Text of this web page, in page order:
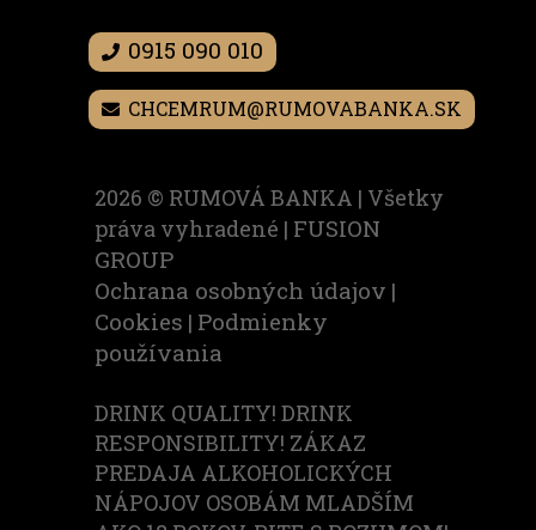
0915 090 010
CHCEMRUM@RUMOVABANKA.SK
2026 © RUMOVÁ BANKA | Všetky
práva vyhradené | FUSION
GROUP
Ochrana osobných údajov |
Cookies | Podmienky
používania
DRINK QUALITY! DRINK
RESPONSIBILITY! ZÁKAZ
PREDAJA ALKOHOLICKÝCH
NÁPOJOV OSOBÁM MLADŠÍM